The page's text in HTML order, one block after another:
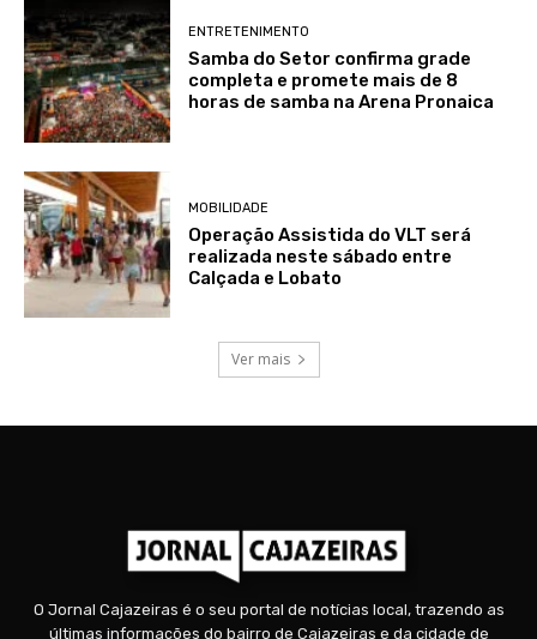
ENTRETENIMENTO
Samba do Setor confirma grade
completa e promete mais de 8
horas de samba na Arena Pronaica
MOBILIDADE
Operação Assistida do VLT será
realizada neste sábado entre
Calçada e Lobato
Ver mais
O Jornal Cajazeiras é o seu portal de notícias local, trazendo as
últimas informações do bairro de Cajazeiras e da cidade de